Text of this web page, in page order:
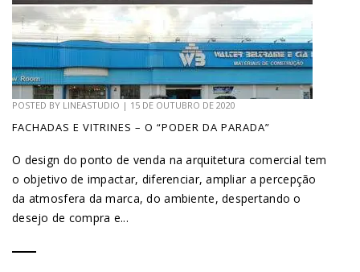
POSTED BY LINEASTUDIO | 15 DE OUTUBRO DE 2020
FACHADAS E VITRINES – O “PODER DA PARADA”
O design do ponto de venda na arquitetura comercial tem
o objetivo de impactar, diferenciar, ampliar a percepção
da atmosfera da marca, do ambiente, despertando o
desejo de compra e...